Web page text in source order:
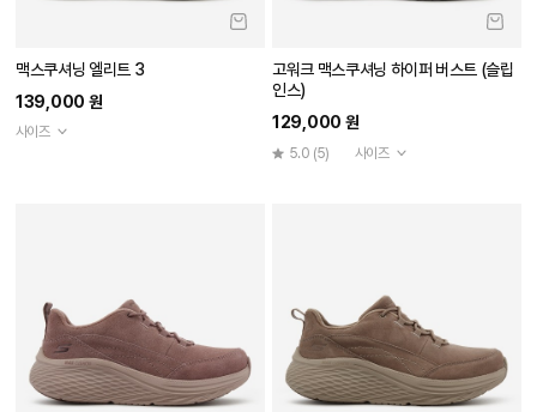
맥스쿠셔닝 엘리트 3
139,000 원
사이즈
고워크 맥스쿠셔닝 하이퍼 버스트 (슬립
인스)
129,000 원
5.0 (5) 사이즈